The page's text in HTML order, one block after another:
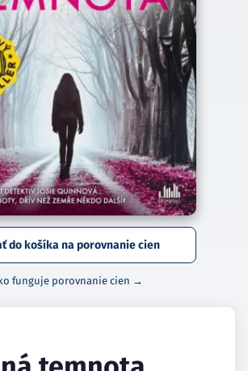
do košíka na porovnanie cien
funguje porovnanie cien →